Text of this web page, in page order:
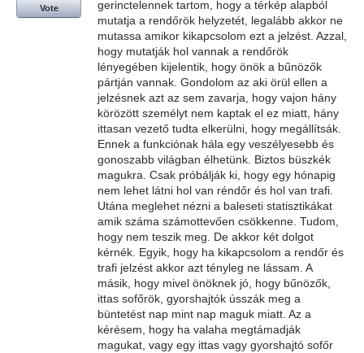
gerinctelennek tartom, hogy a térkép alapból
mutatja a rendőrök helyzetét, legalább akkor ne
mutassa amikor kikapcsolom ezt a jelzést. Azzal,
hogy mutatják hol vannak a rendőrök
lényegében kijelentik, hogy önök a bűnözők
pártján vannak. Gondolom az aki örül ellen a
jelzésnek azt az sem zavarja, hogy vajon hány
körözött személyt nem kaptak el ez miatt, hány
ittasan vezető tudta elkerülni, hogy megállítsák.
Ennek a funkciónak hála egy veszélyesebb és
gonoszabb világban élhetünk. Biztos büszkék
magukra. Csak próbálják ki, hogy egy hónapig
nem lehet látni hol van réndőr és hol van trafi.
Utána meglehet nézni a baleseti statisztikákat
amik száma számottevően csökkenne. Tudom,
hogy nem teszik meg. De akkor két dolgot
kérnék. Egyik, hogy ha kikapcsolom a rendőr és
trafi jelzést akkor azt tényleg ne lássam. A
másik, hogy mivel önöknek jó, hogy bűnözők,
ittas sofőrök, gyorshajtók ússzák meg a
büntetést nap mint nap maguk miatt. Az a
kérésem, hogy ha valaha megtámadják
magukat, vagy egy ittas vagy gyorshajtó sofőr
Vote